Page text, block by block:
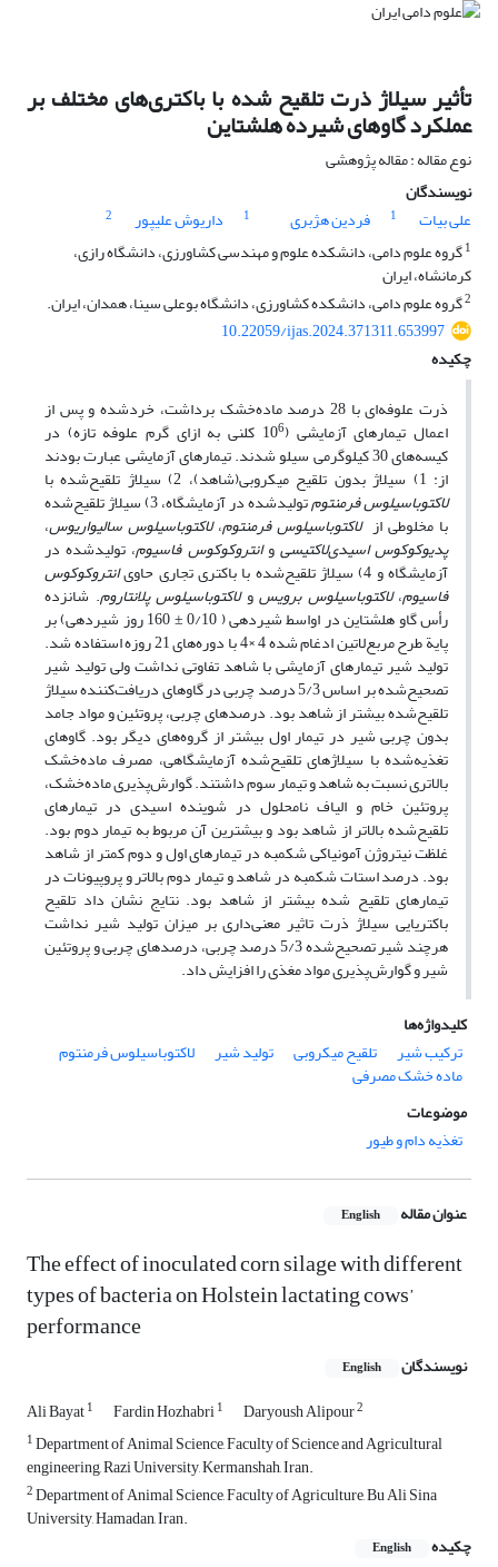
تأثیر سیلاژ ذرت تلقیح شده با باکتری‌های مختلف بر
عملکرد گاوهای شیرده هلشتاین
نوع مقاله : مقاله پژوهشی
نویسندگان
علی بیات
1 فردین هژبری 1 داریوش علیپور
2
1گروه علوم دامی، دانشکده علوم و مهندسی کشاورزی، دانشگاه رازی،
کرمانشاه، ایران
2گروه علوم دامی، دانشکده کشاورزی، دانشگاه بوعلی سینا، همدان، ایران.
10.22059/ijas.2024.371311.653997
چکیده
ذرت علوفه‌ای با 28 درصد ماده‌خشک برداشت، خردشده و پس از
اعمال تیمارهای آزمایشی (106 کلنی به ازای گرم علوفه تازه) در
کیسه‌های 30 کیلوگرمی سیلو شدند. تیمارهای آزمایشی عبارت بودند
از: 1) سیلاژ بدون تلقیح میکروبی(شاهد)، 2) سیلاژ تلقیح‌شده با
لاکتوباسیلوس ‌فرمنتوم تولیدشده در آزمایشگاه، 3) سیلاژ تلقیح‌شده
با مخلوطی ازلاکتوباسیلوس ‌فرمنتوم،لاکتوباسیلوس ‌سالیواریوس،
پدیوکوکوس ‌اسیدی‌لاکتیسیوانتروکوکوس ‌فاسیوم، تولیدشده در
آزمایشگاه و 4) سیلاژ تلقیح‌شده با باکتری تجاری حاوی انتروکوکوس
‌فاسیوم،لاکتوباسیلوس ‌برویسولاکتوباسیلوس ‌پلانتاروم. شانزده
رأس گاو هلشتاین در اواسط شیردهی ( 0/10 ± 160 روز شیردهی) بر
پایة طرح مربع‌لاتین ادغام شده 4 ×4 با دوره‌های 21 روزه استفاده شد.
تولید شیر تیمارهای آزمایشی با شاهد تفاوتی نداشت ولی تولید شیر
تصحیح‌شده بر اساس 5/3 درصد چربی در گاوهای دریافت‌کننده سیلاژ
تلقیح‌شده بیشتر از شاهد بود. درصدهای چربی، پروتئین و مواد جامد
بدون چربی شیر در تیمار اول بیشتر از گروه‌های دیگر بود. گاوهای
تغذیه‌شده با سیلاژهای تلقیح‌شده آزمایشگاهی، مصرف ماده‌خشک
بالاتری نسبت به شاهد و تیمار سوم داشتند. گوارش‌پذیری ماده‌خشک،
پروتئین خام و الیاف نامحلول در شوینده اسیدی در تیمارهای
تلقیح‌شده بالاتر از شاهد بود و بیشترین آن مربوط به تیمار دوم بود.
غلظت نیتروژن آمونیاکی شکمبه در تیمارهای اول و دوم کمتر از شاهد
بود. درصد استات شکمبه در شاهد و تیمار دوم بالاتر و پروپیونات در
تیمارهای تلقیح شده بیشتر از شاهد بود. نتایج نشان داد تلقیح
باکتریایی سیلاژ ذرت تاثیر معنی‌داری بر میزان تولید شیر نداشت
هرچند شیر تصحیح‌شده 5/3 درصد چربی، درصدهای چربی و پروتئین
شیر و گوارش‌پذیری مواد مغذی را افزایش داد.
کلیدواژه‌ها
ترکیب شیر
تلقیح میکروبی تولید شیر لاکتوباسیلوس فرمنتوم
ماده خشک مصرفی
موضوعات
تغذیه دام و طیور
عنوان مقاله English
The effect of inoculated corn silage with different
types of bacteria on Holstein lactating cows’
performance
نویسندگان English
Ali Bayat1 Fardin Hozhabri1 Daryoush Alipour2
1Department of Animal Science, Faculty of Science and Agricultural
engineering, Razi University, Kermanshah, Iran.
2Department of Animal Science, Faculty of Agriculture, Bu Ali Sina
University, Hamadan, Iran.
چکیده
English